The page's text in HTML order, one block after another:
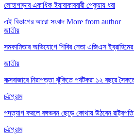
লোহাগাড়ার একাধিক ইয়াবাকারবারী পেকুয়ায় ধরা
এই বিভাগের আরো সংবাদ More from author
জাতীয়
সমকামিতার অভিযোগে শিবির নেতা এজিএস ইব্রাহিমের
জাতীয়
কক্সবাজারে নিরাপত্তা ঝুঁকিতে পর্যটকরা ১২ বছরে
চট্টগ্রাম
পদত্যাগ করলে বঙ্গভবন ছেড়ে কোথায় উঠবেন রাষ্ট্রপতি
চট্টগ্রাম